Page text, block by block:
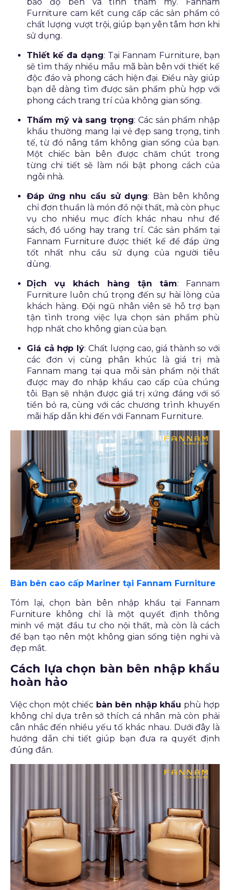
Furniture cam kết cung cấp các sản phẩm có
chất lượng vượt trội, giúp bạn yên tâm hơn khi
sử dụng.
Thiết kế đa dạng: Tại Fannam Furniture, bạn
sẽ tìm thấy nhiều mẫu mã bàn bên với thiết kế
độc đáo và phong cách hiện đại. Điều này giúp
bạn dễ dàng tìm được sản phẩm phù hợp với
phong cách trang trí của không gian sống.
Thẩm mỹ và sang trọng: Các sản phẩm nhập
khẩu thường mang lại vẻ đẹp sang trọng, tinh
tế, từ đó nâng tầm không gian sống của bạn.
Một chiếc bàn bên được chăm chút trong
từng chi tiết sẽ làm nổi bật phong cách của
ngôi nhà.
Đáp ứng nhu cầu sử dụng: Bàn bên không
chỉ đơn thuần là món đồ nội thất, mà còn phục
vụ cho nhiều mục đích khác nhau như để
sách, đồ uống hay trang trí. Các sản phẩm tại
Fannam Furniture được thiết kế để đáp ứng
tốt nhất nhu cầu sử dụng của người tiêu
dùng.
Dịch vụ khách hàng tận tâm: Fannam
Furniture luôn chú trọng đến sự hài lòng của
khách hàng. Đội ngũ nhân viên sẽ hỗ trợ bạn
tận tình trong việc lựa chọn sản phẩm phù
hợp nhất cho không gian của bạn.
Giá cả hợp lý: Chất lượng cao, giá thành so với
các đơn vị cùng phân khúc là giá trị mà
Fannam mang tại qua mỗi sản phẩm nội thất
được may đo nhập khẩu cao cấp của chúng
tôi. Bạn sẽ nhận được giá trị xứng đáng với số
tiền bỏ ra, cùng với các chương trình khuyến
mãi hấp dẫn khi đến với Fannam Furniture.
Bàn bên cao cấp Mariner tại Fannam Furniture
Tóm lại, chọn bàn bên nhập khẩu tại Fannam
Furniture không chỉ là một quyết định thông
minh về mặt đầu tư cho nội thất, mà còn là cách
để bạn tạo nên một không gian sống tiện nghi và
đẹp mắt.
Cách lựa chọn bàn bên nhập khẩu
hoàn hảo
Việc chọn một chiếc bàn bên nhập khẩu phù hợp
không chỉ dựa trên sở thích cá nhân mà còn phải
cân nhắc đến nhiều yếu tố khác nhau. Dưới đây là
hướng dẫn chi tiết giúp bạn đưa ra quyết định
đúng đắn.